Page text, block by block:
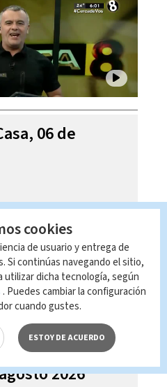
06 de
con Paula
2026
cookies
de usuario y entrega de
Si continúas navegando el sitio,
dicha tecnología, según
. Puedes cambiar la configuración
cuando gustes.
ESTOY DE ACUERDO